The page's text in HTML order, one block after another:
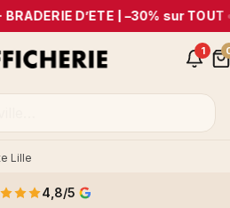
D’ÉTÉ | –30% sur TOUT•
1
Lille
4,8/5